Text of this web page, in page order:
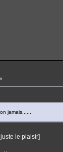
jamais......
le plaisir]